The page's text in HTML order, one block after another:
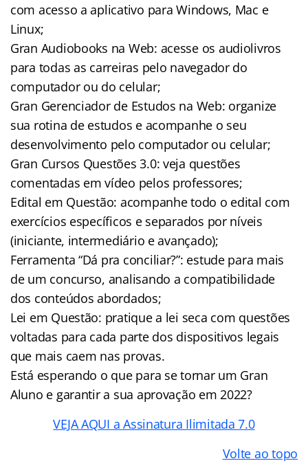
com acesso a aplicativo para Windows, Mac e
Linux;
Gran Audiobooks na Web: acesse os audiolivros
para todas as carreiras pelo navegador do
computador ou do celular;
Gran Gerenciador de Estudos na Web: organize
sua rotina de estudos e acompanhe o seu
desenvolvimento pelo computador ou celular;
Gran Cursos Questões 3.0: veja questões
comentadas em vídeo pelos professores;
Edital em Questão: acompanhe todo o edital com
exercícios específicos e separados por níveis
(iniciante, intermediário e avançado);
Ferramenta “Dá pra conciliar?”: estude para mais
de um concurso, analisando a compatibilidade
dos conteúdos abordados;
Lei em Questão: pratique a lei seca com questões
voltadas para cada parte dos dispositivos legais
que mais caem nas provas.
Está esperando o que para se tornar um Gran
Aluno e garantir a sua aprovação em 2022?
VEJA AQUI a Assinatura Ilimitada 7.0
Volte ao topo